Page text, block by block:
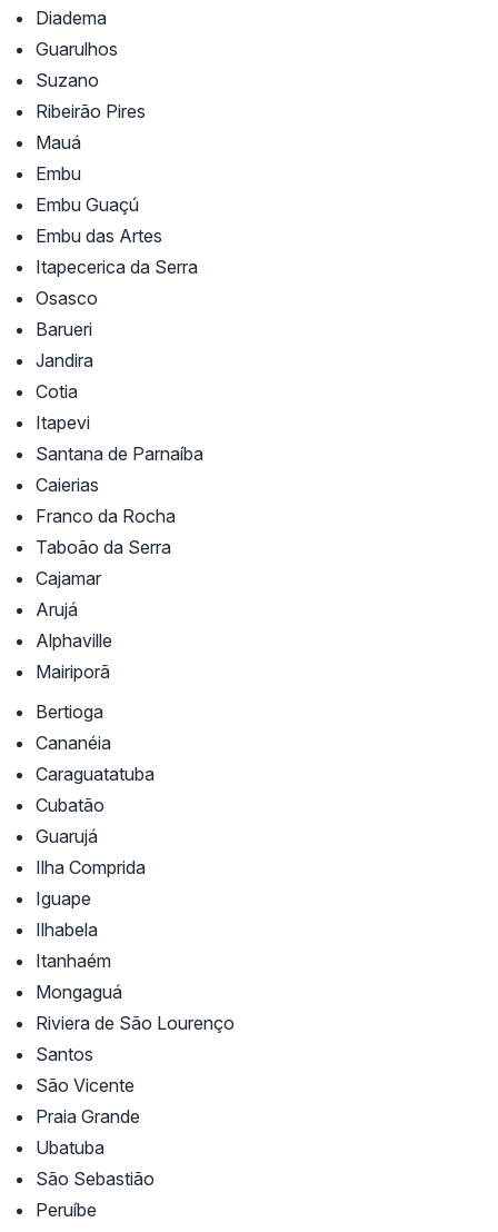
Diadema
Guarulhos
Suzano
Ribeirão Pires
Mauá
Embu
Embu Guaçú
Embu das Artes
Itapecerica da Serra
Osasco
Barueri
Jandira
Cotia
Itapevi
Santana de Parnaíba
Caierias
Franco da Rocha
Taboão da Serra
Cajamar
Arujá
Alphaville
Mairiporã
Bertioga
Cananéia
Caraguatatuba
Cubatão
Guarujá
Ilha Comprida
Iguape
Ilhabela
Itanhaém
Mongaguá
Riviera de São Lourenço
Santos
São Vicente
Praia Grande
Ubatuba
São Sebastião
Peruíbe